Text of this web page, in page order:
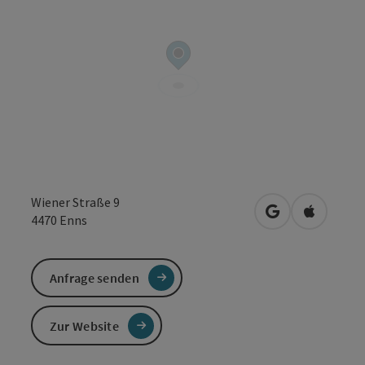
Wiener Straße 9
4470 Enns in Googlein Apple
Anfrage senden
Zur Website